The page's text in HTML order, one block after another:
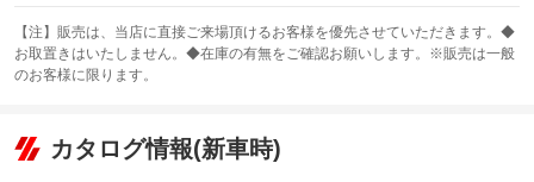
：装備あり
サンルーフ
：装備なし ABS
リフトアップ
：装備なし
カーナビ
：装備なし
TV：フルセグ
：装備あり
ビジュアル
：装備なし
【注】販売は、当店に直接ご来場頂けるお客様を優先させていただきます。◆
お取置きはいたしません。◆在庫の有無をご確認お願いします。※販売は一般
のお客様に限ります。
カタログ情報(新車時)